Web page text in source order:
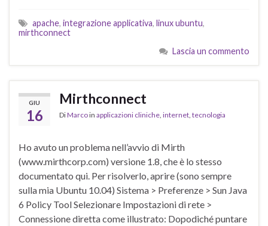
apache, integrazione applicativa, linux ubuntu,
mirthconnect
Lascia un commento
GIU
16
Mirthconnect
DiMarcoin applicazioni cliniche internet tecnologia
Ho avuto un problema nell’avvio di Mirth
(www.mirthcorp.com) versione 1.8, che è lo stesso
documentato qui. Per risolverlo, aprire (sono sempre
sulla mia Ubuntu 10.04) Sistema > Preferenze > Sun Java
6 Policy Tool Selezionare Impostazioni di rete >
Connessione diretta come illustrato: Dopodiché puntare